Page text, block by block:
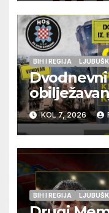
BIH I REGIJA LJUBUŠKI
pogibije
Kraljevića
pripadnika
KOL 7, 2026
BIH I REGIJA